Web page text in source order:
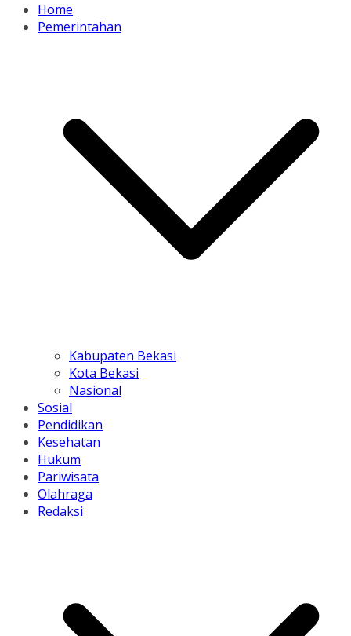
Home
Pemerintahan
Kabupaten Bekasi
Kota Bekasi
Nasional
Sosial
Pendidikan
Kesehatan
Hukum
Pariwisata
Olahraga
Redaksi